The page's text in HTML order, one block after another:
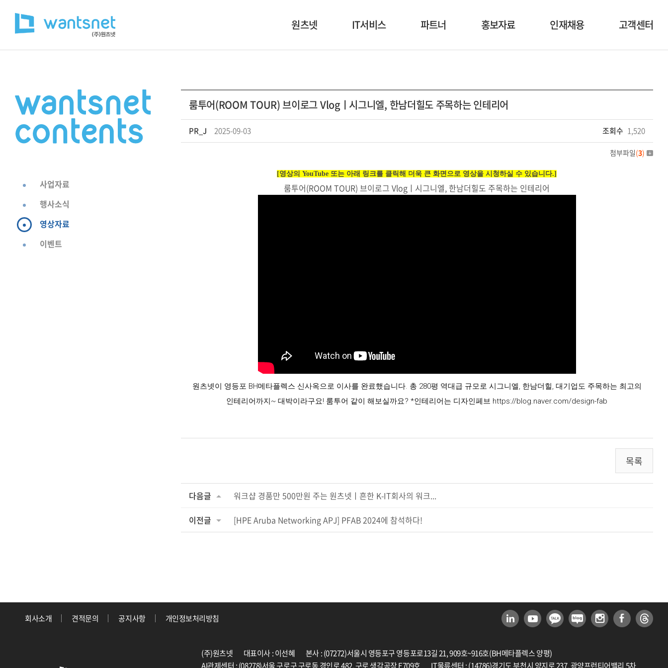
원츠넷
인사말
회사연혁
본부소개
IT서비스
보안
디지털 인프라
HABER
파트너
협력사
홍보자료
행사소식
영상자료
인재채용
복리후생
고객센터
1:1 문의
사업자료
행사소식
영상자료
이벤트
룸투어(ROOM TOUR) 브이로그 Vlogㅣ시그니엘, 한남더힐도 주목하는 인테리어
PR_J 2025-09-03 조회수 1,520
첨부파일(3)
[영상의 YouTube 또는 아래 링크를 클릭해 더욱 큰 화면으로 영상을 시청하실 수 있습니다.]
룸투어(ROOM TOUR) 브이로그 Vlogㅣ시그니엘, 한남더힐도 주목하는 인테리어
원츠넷이 영등포 BH메타플렉스 신사옥으로 이사를 완료했습니다. 총 280평 역대급 규모로 시그니엘, 한남더힐, 대기업도 주목하는 최고의
인테리어까지~ 대박이라구요! 룸투어 같이 해보실까요? *인테리어는 디자인페브 https://blog.naver.com/design-fab
목록
다음글 워크샵 경품만 500만원 주는 원츠넷ㅣ흔한 K-IT회사의 워크...
이전글 [HPE Aruba Networking APJ] PFAB 2024에 참석하다!
회사소개 견적문의 공지사항 개인정보처리방침
(주)원츠넷 대표이사 : 이선혜
본사 : (07272)서울시 영등포구 영등포로13길 21, 909호~916호(BH메타플렉스 양평)
AI관제센터 : (08278)서울 구로구 구로동 경인로 482, 구로 생각공장 E709호
IT물류센터 : (14786)경기도 부천시 양지로 237, 광양프런티어밸리 5차